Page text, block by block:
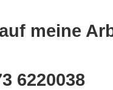
meine
6220038